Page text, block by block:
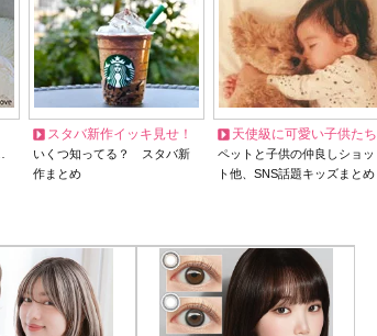
スタバ新作イッキ見せ！
いくつ知ってる？ スタバ新
作まとめ
天使級に可愛い子供たち
ペットと子供の仲良しショッ
ト他、SNS話題キッズまとめ